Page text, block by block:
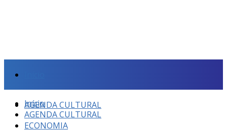
AGENDA CULTURAL
Início
AGENDA CULTURAL
ECONOMIA